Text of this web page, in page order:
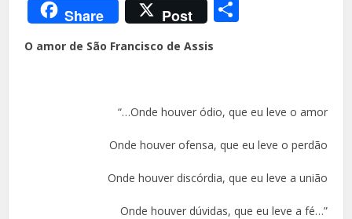
Share Post
O amor de São Francisco de Assis
“…Onde houver ódio, que eu leve o amor
Onde houver ofensa, que eu leve o perdão
Onde houver discórdia, que eu leve a união
Onde houver dúvidas, que eu leve a fé…”